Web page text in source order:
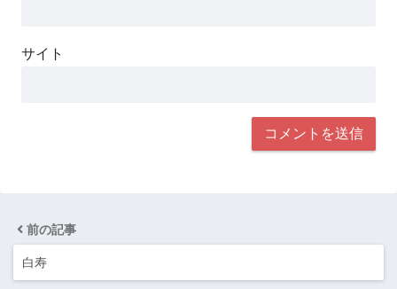
サイト
前の記事
白寿